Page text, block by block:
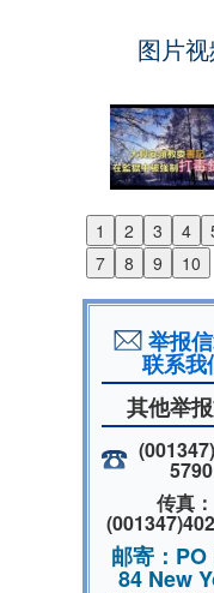
图片
1 2 3 4
7
8 9 10
Previous
Next
举报
联系我
其他举
5790
传真：
邮寄：PO
84 New